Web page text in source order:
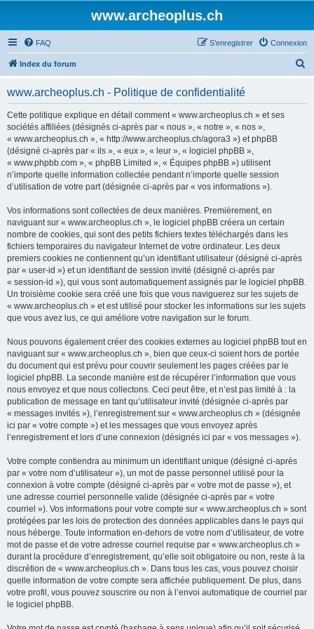
www.archeoplus.ch
FAQ Connexion
S’enregistrer
Index du forum
www.archeoplus.ch - Politique de confidentialité
Cette politique explique en détail comment « www.archeoplus.ch » et ses
sociétés affiliées (désignés ci-après par « nous », « notre », « nos »,
« www.archeoplus.ch », « http://www.archeoplus.ch/agora3 ») et phpBB
(désigné ci-après par « ils », « eux », « leur », « logiciel phpBB »,
« www.phpbb.com », « phpBB Limited », « Équipes phpBB ») utilisent
n’importe quelle information collectée pendant n’importe quelle session
d’utilisation de votre part (désignée ci-après par « vos informations »).
Vos informations sont collectées de deux manières. Premièrement, en
naviguant sur « www.archeoplus.ch », le logiciel phpBB créera un certain
nombre de cookies, qui sont des petits fichiers textes téléchargés dans les
fichiers temporaires du navigateur Internet de votre ordinateur. Les deux
premiers cookies ne contiennent qu’un identifiant utilisateur (désigné ci-après
par « user-id ») et un identifiant de session invité (désigné ci-après par
« session-id »), qui vous sont automatiquement assignés par le logiciel phpBB.
Un troisième cookie sera créé une fois que vous naviguerez sur les sujets de
« www.archeoplus.ch » et est utilisé pour stocker les informations sur les sujets
que vous avez lus, ce qui améliore votre navigation sur le forum.
Nous pouvons également créer des cookies externes au logiciel phpBB tout en
naviguant sur « www.archeoplus.ch », bien que ceux-ci soient hors de portée
du document qui est prévu pour couvrir seulement les pages créées par le
logiciel phpBB. La seconde manière est de récupérer l’information que vous
nous envoyez et que nous collectons. Ceci peut être, et n’est pas limité à : la
publication de message en tant qu’utilisateur invité (désignée ci-après par
« messages invités »), l’enregistrement sur « www.archeoplus.ch » (désignée
ici par « votre compte ») et les messages que vous envoyez après
l’enregistrement et lors d’une connexion (désignés ici par « vos messages »).
Votre compte contiendra au minimum un identifiant unique (désigné ci-après
par « votre nom d’utilisateur »), un mot de passe personnel utilisé pour la
connexion à votre compte (désigné ci-après par « votre mot de passe »), et
une adresse courriel personnelle valide (désignée ci-après par « votre
courriel »). Vos informations pour votre compte sur « www.archeoplus.ch » sont
protégées par les lois de protection des données applicables dans le pays qui
nous héberge. Toute information en-dehors de votre nom d’utilisateur, de votre
mot de passe et de votre adresse courriel requise par « www.archeoplus.ch »
durant la procédure d’enregistrement, qu’elle soit obligatoire ou non, reste à la
discrétion de « www.archeoplus.ch ». Dans tous les cas, vous pouvez choisir
quelle information de votre compte sera affichée publiquement. De plus, dans
votre profil, vous pouvez souscrire ou non à l’envoi automatique de courriel par
le logiciel phpBB.